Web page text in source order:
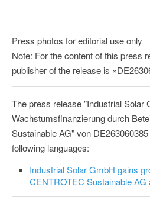
Press photos for editorial use only
Note: For the content of this press
publisher of the release is
The press release "Industrial Solar
Wachstumsfinanzierung durch
Sustainable AG" von
following languages:
Industrial Solar GmbH gains
CENTROTEC Sustainable